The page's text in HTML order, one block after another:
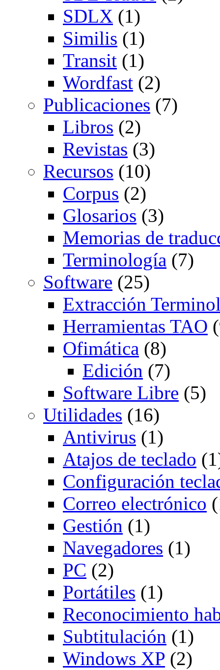
SDLX (1)
Similis (1)
Transit (1)
Wordfast (2)
Publicaciones (7)
Libros (2)
Revistas (3)
Recursos (10)
Corpus (2)
Glosarios (3)
Memorias de
Terminología (7)
Software (25)
Extracción
Herramientas TAO
Ofimática (8)
Edición (7)
Software Libre (5)
Utilidades (16)
Antivirus (1)
Atajos de teclado
Configuración
Correo electrónico
Gestión (1)
Navegadores (1)
PC (2)
Portátiles (1)
Reconocimiento
Subtitulación (1)
Windows XP (2)